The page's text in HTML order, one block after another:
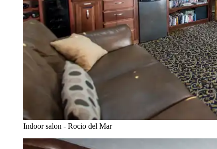
Indoor salon - Rocio del Mar